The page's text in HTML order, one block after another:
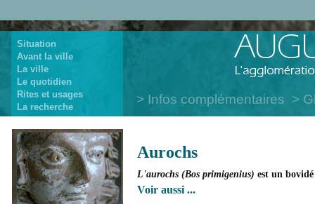
Situation
Avant la ville
La ville
Le quotidien
Rites et usages
La recherche
Infos complémentaires
Aurochs
L'aurochs (Bos primigenius) est un
Voir aussi ...